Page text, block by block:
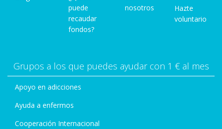
puede
recaudar
fondos?
nosotros
Hazte
voluntario
Grupos a los que puedes ayudar con 1 € al mes
Apoyo en adicciones
Ayuda a enfermos
Cooperación Internacional